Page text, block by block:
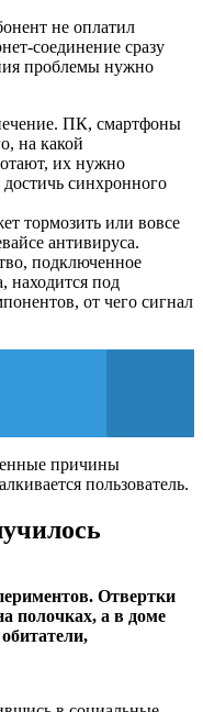
не оплатил
соединение сразу
проблемы нужно
ПК, смартфоны
на какой
их нужно
синхронного
тормозить или вовсе
антивируса.
подключенное
находится под
от чего сигнал
причины
пользователь.
Отвертки
полочках, а в доме